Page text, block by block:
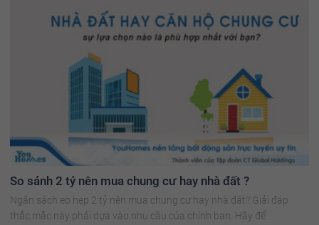
So sánh 2 tỷ nên mua chung cư hay nhà đất ?
Ngân sách eo hẹp 2 tỷ nên mua chung cư hay nhà đất? Giải đáp
thắc mắc này phải dựa vào nhu cầu của chính bạn. Hãy để